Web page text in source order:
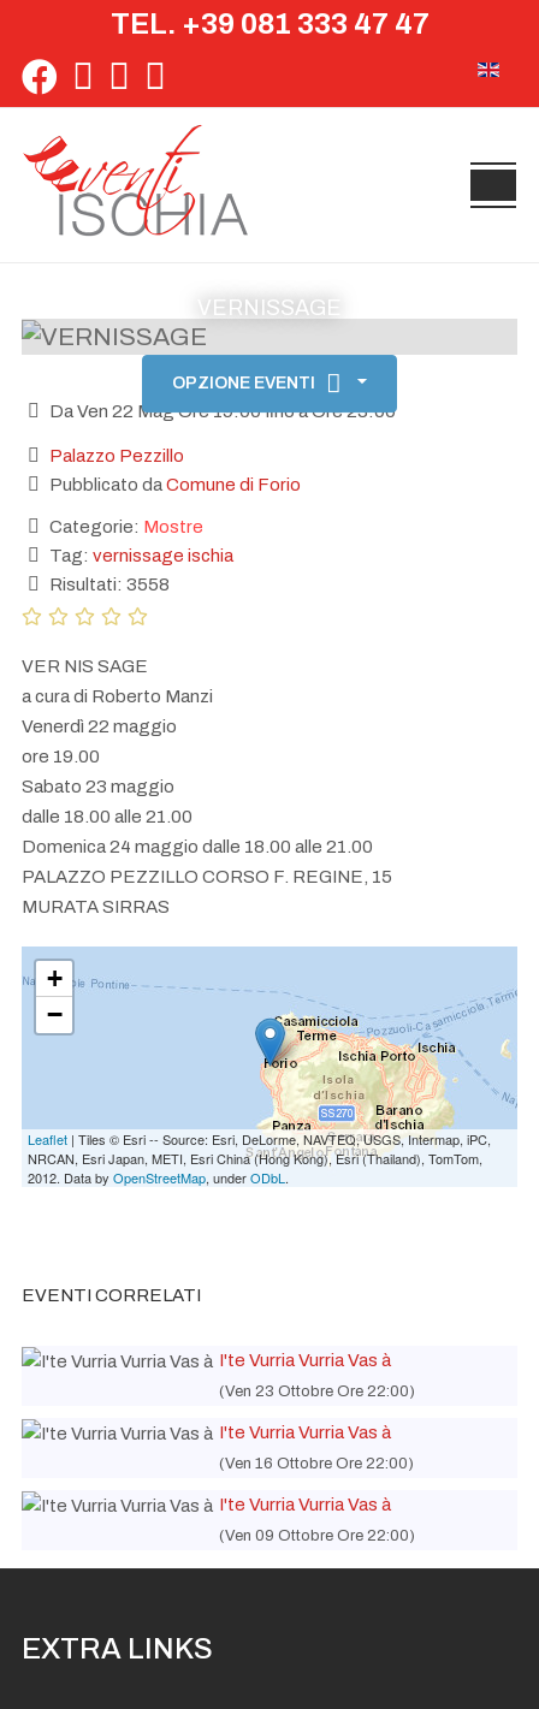
TEL. +39 081 333 47 47
VERNISSAGE
OPZIONE EVENTI
Da Ven 22 Mag Ore 19:00 fino a Ore 23:00
Palazzo Pezzillo
Pubblicato daComune di Forio
Categorie: Mostre
Tag: vernissage ischia
Risultati: 3558
VER NIS SAGE
a cura di Roberto Manzi
Venerdì 22 maggio
ore 19.00
Sabato 23 maggio
dalle 18.00 alle 21.00
Domenica 24 maggio dalle 18.00 alle 21.00
PALAZZO PEZZILLO CORSO F. REGINE, 15
MURATA SIRRAS
+
−
Leaflet | Tiles © Esri -- Source: Esri, DeLorme, NAVTEQ, USGS, Intermap, iPC,
NRCAN, Esri Japan, METI, Esri China (Hong Kong), Esri (Thailand), TomTom,
2012. Data by OpenStreetMap, underODbL.
EVENTI CORRELATI
I'te Vurria Vurria Vas à
(Ven 23 Ottobre Ore 22:00)
I'te Vurria Vurria Vas à
(Ven 16 Ottobre Ore 22:00)
I'te Vurria Vurria Vas à
(Ven 09 Ottobre Ore 22:00)
EXTRA LINKS